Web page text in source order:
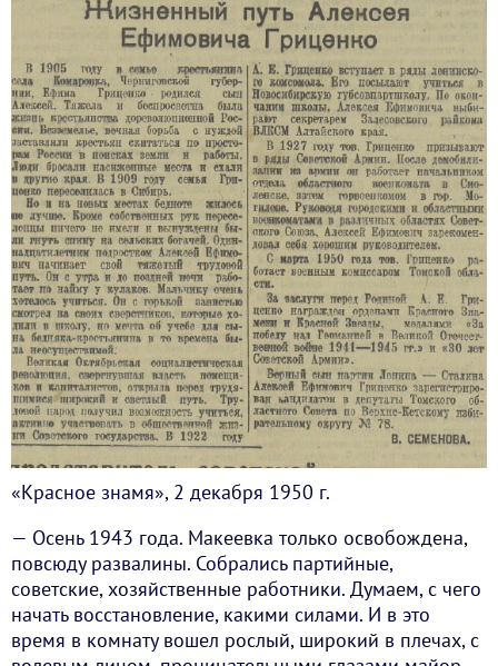
«Красное знамя», 2 декабря 1950 г.
— Осень 1943 года. Макеевка только освобождена,
повсюду развалины. Собрались партийные,
советские, хозяйственные работники. Думаем, с чего
начать восстановление, какими силами. И в это
время в комнату вошел рослый, широкий в плечах, с